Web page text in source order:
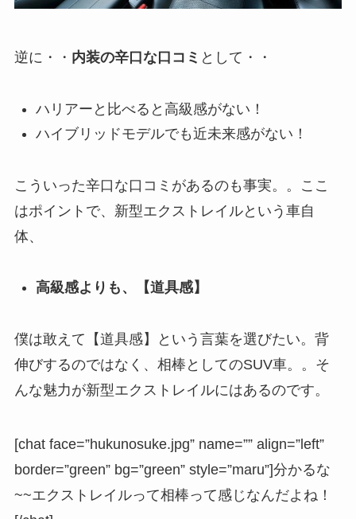
逆に・・ 内装の辛口な口コミ として・・
ハリアーと比べると高級感がない！
ハイブリッドモデルでも近未来感がない！
こういった辛口な口コミがあるのも事実。。ここ
はポイントで、新型エクストレイルという車自
体、
高級感よりも、【道具感】
僕は敢えて【道具感】という言葉を選びたい。 背
伸びするのではなく、相棒としてのSUV車。。そ
んな魅力が新型エクストレイルにはあるのです。
[chat face=”hukunosuke.jpg” name=”” align=”left”
border=”green” bg=”green” style=”maru”]分かるな
~~エクストレイルって相棒って感じなんだよね！